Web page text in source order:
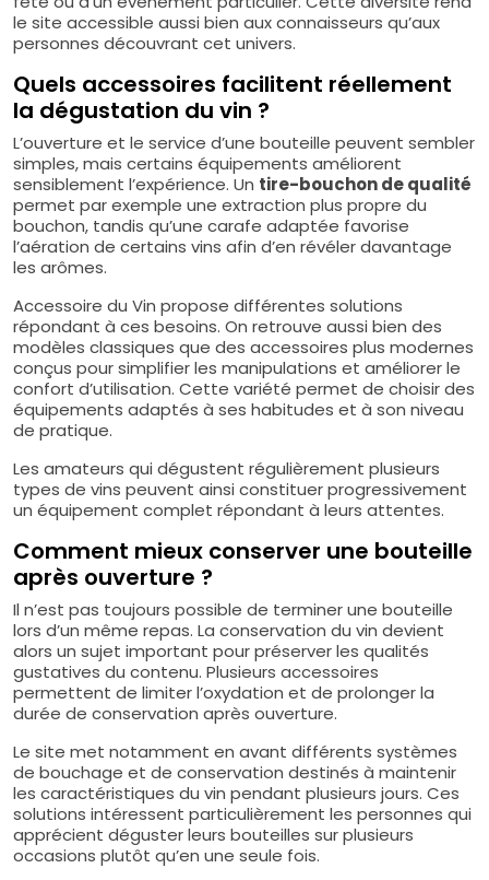
le site accessible aussi bien aux connaisseurs qu’aux
personnes découvrant cet univers.
Quels accessoires facilitent réellement
la dégustation du vin ?
L’ouverture et le service d’une bouteille peuvent sembler
simples, mais certains équipements améliorent
sensiblement l’expérience. Un tire-bouchon de qualité
permet par exemple une extraction plus propre du
bouchon, tandis qu’une carafe adaptée favorise
l’aération de certains vins afin d’en révéler davantage
les arômes.
Accessoire du Vin propose différentes solutions
répondant à ces besoins. On retrouve aussi bien des
modèles classiques que des accessoires plus modernes
conçus pour simplifier les manipulations et améliorer le
confort d’utilisation. Cette variété permet de choisir des
équipements adaptés à ses habitudes et à son niveau
de pratique.
Les amateurs qui dégustent régulièrement plusieurs
types de vins peuvent ainsi constituer progressivement
un équipement complet répondant à leurs attentes.
Comment mieux conserver une bouteille
après ouverture ?
Il n’est pas toujours possible de terminer une bouteille
lors d’un même repas. La conservation du vin devient
alors un sujet important pour préserver les qualités
gustatives du contenu. Plusieurs accessoires
permettent de limiter l’oxydation et de prolonger la
durée de conservation après ouverture.
Le site met notamment en avant différents systèmes
de bouchage et de conservation destinés à maintenir
les caractéristiques du vin pendant plusieurs jours. Ces
solutions intéressent particulièrement les personnes qui
apprécient déguster leurs bouteilles sur plusieurs
occasions plutôt qu’en une seule fois.